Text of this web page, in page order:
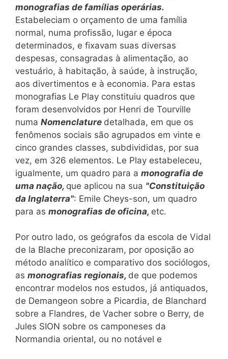
monografias de famílias operárias.
Estabeleciam o orçamento de uma família
normal, numa profissão, lugar e época
determinados, e fixavam suas diversas
despesas, consagradas à alimentação, ao
vestuário, à habitação, à saúde, à instrução,
aos divertimentos e à economia. Para estas
monografias Le Play constituiu quadros que
foram desenvolvidos por Henri de Tourville
numa Nomenclature detalhada, em que os
fenômenos sociais são agrupados em vinte e
cinco grandes classes, subdivididas, por sua
vez, em 326 elementos. Le Play estabeleceu,
igualmente, um quadro para a monografia de
uma nação, que aplicou na sua "Constituição
da Inglaterra": Emile Cheys-son, um quadro
para as monografias de oficina, etc.
Por outro lado, os geógrafos da escola de Vidal
de la Blache preconizaram, por oposição ao
método analítico e comparativo dos sociólogos,
as monografias regionais, de que podemos
encontrar modelos nos estudos, já antiquados,
de Demangeon sobre a Picardia, de Blanchard
sobre a Flandres, de Vacher sobre o Berry, de
Jules SION sobre os camponeses da
Normandia oriental, ou no notável e